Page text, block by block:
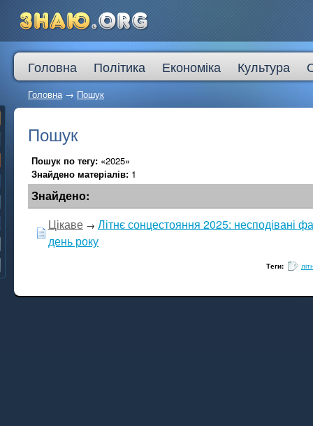
Головна Політика Економіка Культура
Головна→ Пошук
Пошук
Пошук по тегу: «2025»
Знайдено матеріалів: 1
Знайдено:
Цікаве → Літнє сонцестояння 2025: несподівані
день року
Теги: